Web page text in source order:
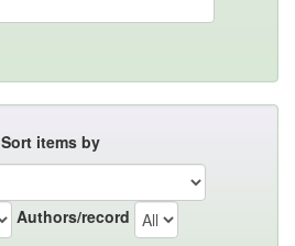
Sort items by
Authors/record